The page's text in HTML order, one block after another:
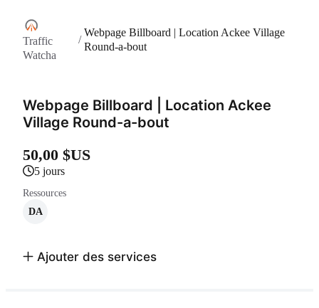
Traffic
Watcha
/
Webpage Billboard | Location Ackee Village
Round-a-bout
Webpage Billboard | Location Ackee
Village Round-a-bout
50,00 $US
5 jours
Ressources
DA
Ajouter des services